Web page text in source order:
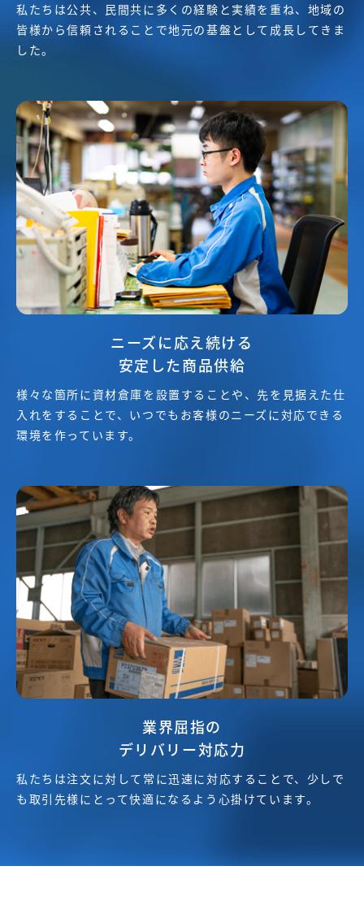
私たちは公共、民間共に多くの経験と実績を重ね、地域の
皆様から信頼されることで地元の基盤として成長してきま
した。
ニーズに応え続ける
安定した商品供給
様々な箇所に資材倉庫を設置することや、先を見据えた仕
入れをすることで、いつでもお客様のニーズに対応できる
環境を作っています。
業界屈指の
デリバリー対応力
私たちは注文に対して常に迅速に対応することで、少しで
も取引先様にとって快適になるよう心掛けています。